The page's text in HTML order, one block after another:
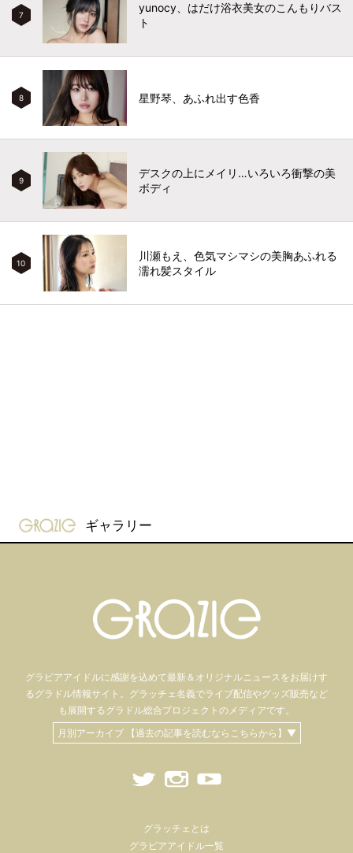
7
yunocy、はだけ浴衣美女のこんもりバス
ト
8 星野琴、あふれ出す色香
9
デスクの上にメイリ…いろいろ衝撃の美
ボディ
10
川瀬もえ、色気マシマシの美胸あふれる
濡れ髪スタイル
gravure-grazie
ギャラリー
グラビアアイドルに感謝を込めて最新＆オリジナルニュースをお届けす
るグラドル情報サイト。 グラッチェ名義でライブ配信やグッズ販売など
も 展開するグラドル総合プロジェクトのメディアです。
月別アーカイブ 【過去の記事を読むならこちらから】▼
グラッチェとは
グラビアアイドル一覧